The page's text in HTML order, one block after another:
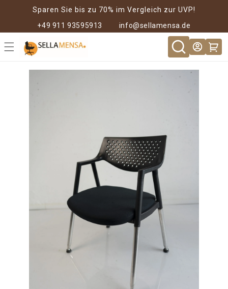
Sparen Sie bis zu 70% im Vergleich zur UVP!
+49 911 93595913
info@sellamensa.de